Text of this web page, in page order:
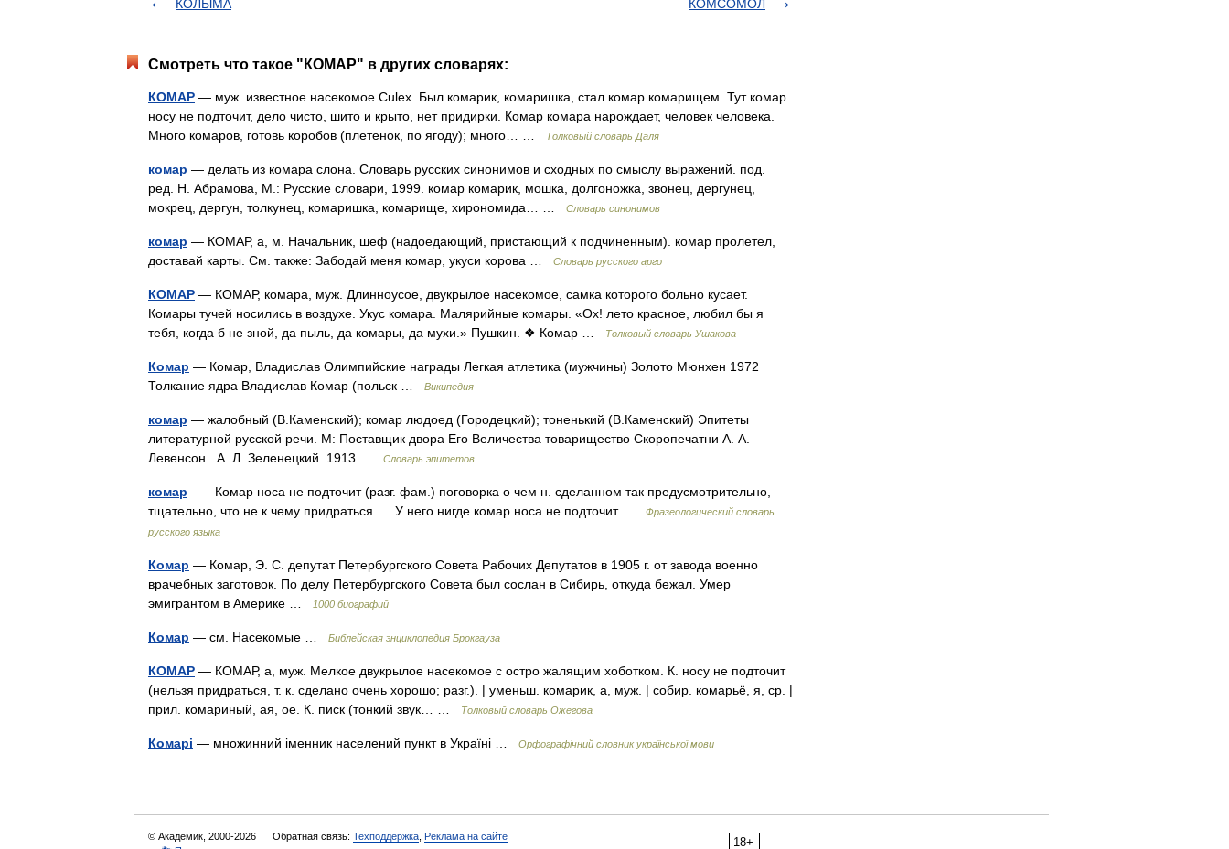
КОЛЫМА КОМСОМОЛ
Смотреть что такое "КОМАР" в других словарях:
КОМАР — муж. известное насекомое Culex. Был комарик, комаришка, стал комар комарищем. Тут комар
носу не подточит, дело чисто, шито и крыто, нет придирки. Комар комара нарождает, человек человека.
Много комаров, готовь коробов (плетенок, по ягоду); много… …
Толковый словарь Даля
комар — делать из комара слона. Словарь русских синонимов и сходных по смыслу выражений. под.
ред. Н. Абрамова, М.: Русские словари, 1999. комар комарик, мошка, долгоножка, звонец, дергунец,
мокрец, дергун, толкунец, комаришка, комарище, хирономида… …
Словарь синонимов
комар — КОМАР, а, м. Начальник, шеф (надоедающий, пристающий к подчиненным). комар пролетел,
доставай карты. См. также: Забодай меня комар, укуси корова …
Словарь русского арго
КОМАР — КОМАР, комара, муж. Длинноусое, двукрылое насекомое, самка которого больно кусает.
Комары тучей носились в воздухе. Укус комара. Малярийные комары. «Ох! лето красное, любил бы я
тебя, когда б не зной, да пыль, да комары, да мухи.» Пушкин. ❖ Комар …
Толковый словарь Ушакова
Комар — Комар, Владислав Олимпийские награды Легкая атлетика (мужчины) Золото Мюнхен 1972
Толкание ядра Владислав Комар (польск …
Википедия
комар — жалобный (В.Каменский); комар людоед (Городецкий); тоненький (В.Каменский) Эпитеты
литературной русской речи. М: Поставщик двора Его Величества товарищество Скоропечатни А. А.
Левенсон . А. Л. Зеленецкий. 1913 …
Словарь эпитетов
комар — Комар носа не подточит (разг. фам.) поговорка о чем н. сделанном так предусмотрительно,
тщательно, что не к чему придраться. У него нигде комар носа не подточит …
Фразеологический словарь
русского языка
Комар — Комар, Э. С. депутат Петербургского Совета Рабочих Депутатов в 1905 г. от завода военно
врачебных заготовок. По делу Петербургского Совета был сослан в Сибирь, откуда бежал. Умер
эмигрантом в Америке …
1000 биографий
Комар — см. Насекомые … Библейская энциклопедия Брокгауза
КОМАР — КОМАР, а, муж. Мелкое двукрылое насекомое с остро жалящим хоботком. К. носу не подточит
(нельзя придраться, т. к. сделано очень хорошо; разг.). | уменьш. комарик, а, муж. | собир. комарьё, я, ср. |
прил. комариный, ая, ое. К. писк (тонкий звук… …
Толковый словарь Ожегова
Комарі — множинний іменник населений пункт в Україні … Орфографічний словник української мови
18+
© Академик, 2000-2026 Обратная связь: Техподдержка Реклама на сайте